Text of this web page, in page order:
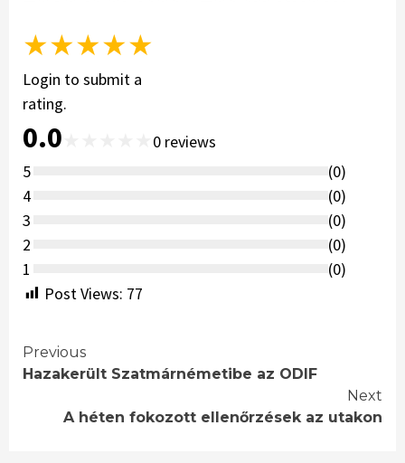
★★★★★
Login to submit a
rating.
0.0 0 reviews
5
(0)
4
(0)
3
(0)
2
(0)
1
(0)
Post Views: 77
Continue
Previous
Hazakerült Szatmárnémetibe az ODIF
Next
A héten fokozott ellenőrzések az utakon